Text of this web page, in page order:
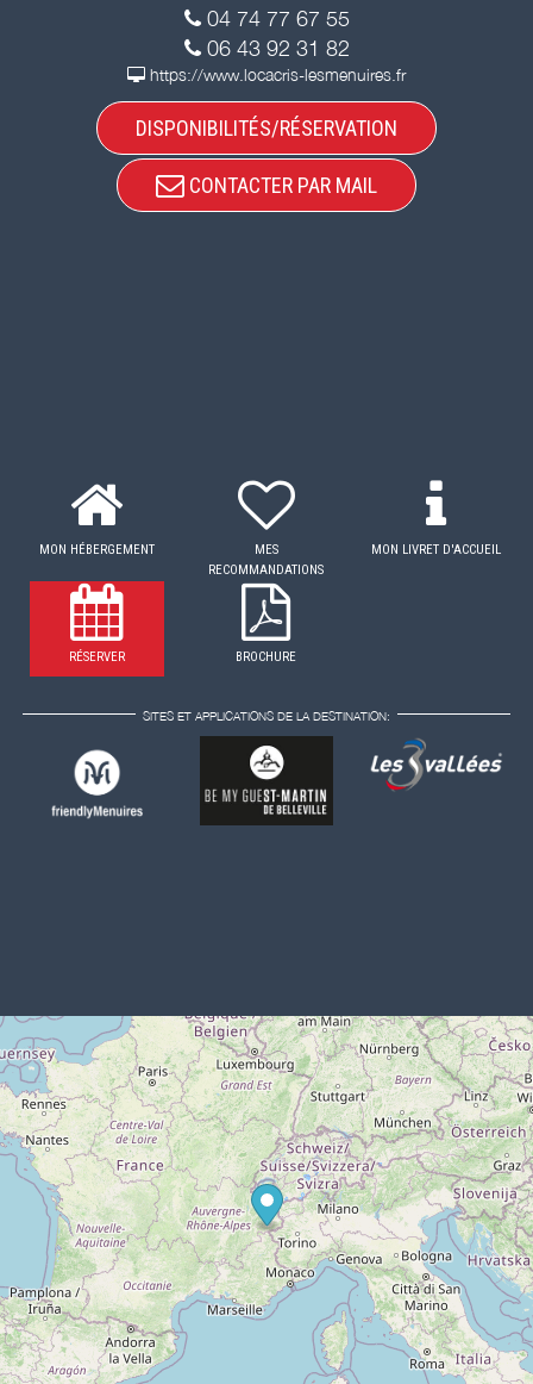
04 74 77 67 55
06 43 92 31 82
https://www.locacris-lesmenuires.fr
DISPONIBILITÉS/RÉSERVATION
CONTACTER PAR MAIL
MON HÉBERGEMENT
MES
RECOMMANDATIONS
MON LIVRET D'ACCUEIL
RÉSERVER BROCHURE
SITES ET APPLICATIONS DE LA DESTINATION: